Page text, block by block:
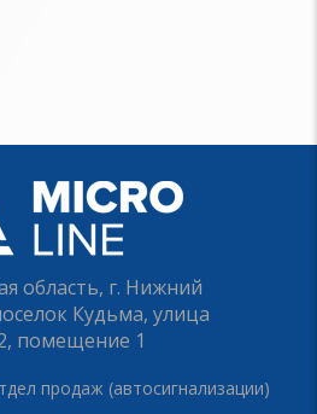
область, г. Нижний
Кудьма, улица
помещение 1
продаж (автосигнализации)